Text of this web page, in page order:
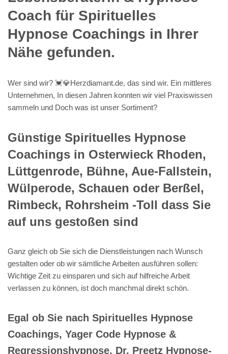
Coach für Spirituelles
Hypnose Coachings in Ihrer
Nähe gefunden.
Wer sind wir? 💓️💎Herzdiamant.de, das sind wir. Ein mittleres
Unternehmen, In diesen Jahren konnten wir viel Praxiswissen
sammeln und Doch was ist unser Sortiment?
Günstige Spirituelles Hypnose
Coachings in Osterwieck Rhoden,
Lüttgenrode, Bühne, Aue-Fallstein,
Wülperode, Schauen oder Berßel,
Rimbeck, Rohrsheim -Toll dass Sie
auf uns gestoßen sind
Ganz gleich ob Sie sich die Dienstleistungen nach Wunsch
gestalten oder ob wir sämtliche Arbeiten ausführen sollen:
Wichtige Zeit zu einsparen und sich auf hilfreiche Arbeit
verlassen zu können, ist doch manchmal direkt schön.
Egal ob Sie nach Spirituelles Hypnose
Coachings, Yager Code Hypnose &
Regressionshypnose, Dr. Preetz Hypnose-